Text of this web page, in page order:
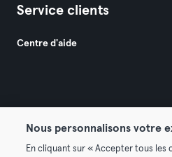
Service clients
Centre d'aide
Nous personnalisons votre
En cliquant sur « Accepter tous les